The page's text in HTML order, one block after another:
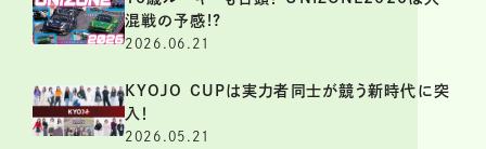
混戦の予感!?
2026.06.21
KYOJO CUPは実力者同士が競う新時代に突
入！
2026.05.21